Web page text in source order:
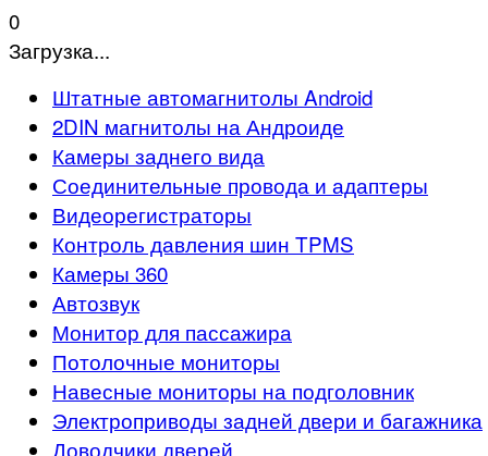
0
Загрузка...
Штатные автомагнитолы Android
2DIN магнитолы на Андроиде
Камеры заднего вида
Соединительные провода и адаптеры
Видеорегистраторы
Контроль давления шин TPMS
Камеры 360
Автозвук
Монитор для пассажира
Потолочные мониторы
Навесные мониторы на подголовник
Электроприводы задней двери и багажника
Доводчики дверей